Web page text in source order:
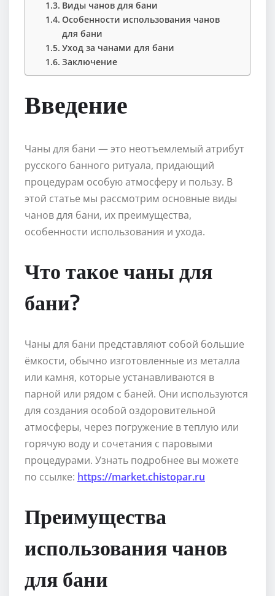
Виды чанов для бани
Особенности использования чанов
для бани
Уход за чанами для бани
Заключение
Введение
Чаны для бани — это неотъемлемый атрибут
русского банного ритуала, придающий
процедурам особую атмосферу и пользу. В
этой статье мы рассмотрим основные виды
чанов для бани, их преимущества,
особенности использования и ухода.
Что такое чаны для
бани?
Чаны для бани представляют собой большие
ёмкости, обычно изготовленные из металла
или камня, которые устанавливаются в
парной или рядом с баней. Они используются
для создания особой оздоровительной
атмосферы, через погружение в теплую или
горячую воду и сочетания с паровыми
процедурами. Узнать подробнее вы можете
по ссылке: https://market.chistopar.ru
Преимущества
использования чанов
для бани